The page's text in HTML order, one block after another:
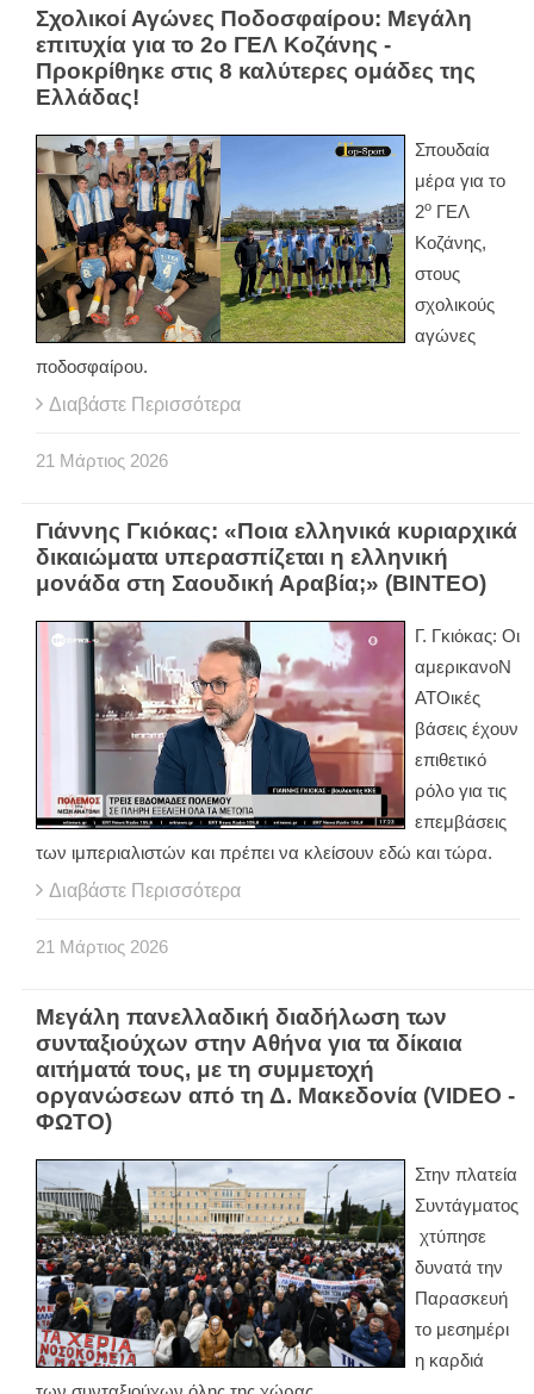
Σχολικοί Αγώνες Ποδοσφαίρου: Μεγάλη
επιτυχία για το 2ο ΓΕΛ Κοζάνης -
Προκρίθηκε στις 8 καλύτερες ομάδες της
Ελλάδας!
Σπουδαία
μέρα για το
2ο ΓΕΛ
Κοζάνης,
στους
σχολικούς
αγώνες
ποδοσφαίρου.
Διαβάστε Περισσότερα
21 Μάρτιος 2026
Γιάννης Γκιόκας: «Ποια ελληνικά κυριαρχικά
δικαιώματα υπερασπίζεται η ελληνική
μονάδα στη Σαουδική Αραβία;» (ΒΙΝΤΕΟ)
Γ. Γκιόκας: Οι
αμερικανοΝ
ΑΤΟικές
βάσεις έχουν
επιθετικό
ρόλο για τις
επεμβάσεις
των ιμπεριαλιστών και πρέπει να κλείσουν εδώ και τώρα.
Διαβάστε Περισσότερα
21 Μάρτιος 2026
Μεγάλη πανελλαδική διαδήλωση των
συνταξιούχων στην Αθήνα για τα δίκαια
αιτήματά τους, με τη συμμετοχή
οργανώσεων από τη Δ. Μακεδονία (VIDEO -
ΦΩΤΟ)
Στην πλατεία
Συντάγματος
χτύπησε
δυνατά την
Παρασκευή
το μεσημέρι
η καρδιά